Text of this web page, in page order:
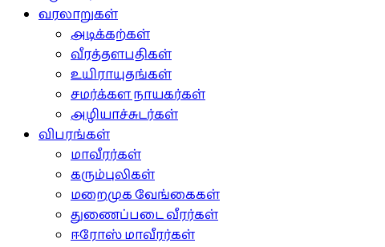
வரலாறுகள்
அடிக்கற்கள்
வீரத்தளபதிகள்
உயிராயுதங்கள்
சமர்க்கள நாயகர்கள்
அழியாச்சுடர்கள்
விபரங்கள்
மாவீரர்கள்
கரும்புலிகள்
மறைமுக வேங்கைகள்
துணைப்படை வீரர்கள்
ஈரோஸ் மாவீரர்கள்